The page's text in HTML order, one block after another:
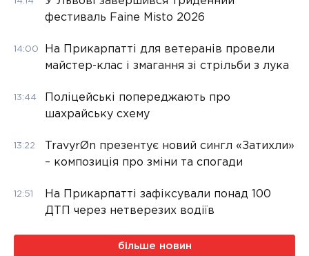
фестиваль Faine Misto 2026
14:00
На Прикарпатті для ветеранів провели
майстер-клас і змагання зі стрільби з лука
13:44
Поліцейські попереджають про
шахрайську схему
13:22
TravyrØn презентує новий сингл «Затихли»
– композиція про зміни та спогади
12:51
На Прикарпатті зафіксували понад 100
ДТП через нетверезих водіїв
більше новин